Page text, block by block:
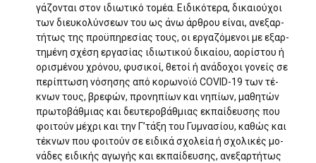
γάζονται στον ιδιωτικό τομέα. Ειδικότερα, δικαιούχοι
των διευκολύνσεων του ως άνω άρθρου είναι, ανεξαρ­
τήτως της προϋπηρεσίας τους, οι εργαζόμενοι με εξαρ­
τημένη σχέση εργασίας ιδιωτικού δικαίου, αορίστου ή
ορισμένου χρόνου, φυσικοί, θετοί ή ανάδοχοι γονείς σε
περίπτωση νόσησης από κορωνοϊό COVID-19 των τέ­
κνων τους, βρεφών, προνηπίων και νηπίων, μαθητών
πρωτοβάθμιας και δευτεροβάθμιας εκπαίδευσης που
φοιτούν μέχρι και την Γ’τάξη του Γυμνασίου, καθώς και
τέκνων που φοιτούν σε ειδικά σχολεία ή σχολικές μο­
νάδες ειδικής αγωγής και εκπαίδευσης, ανεξαρτήτως